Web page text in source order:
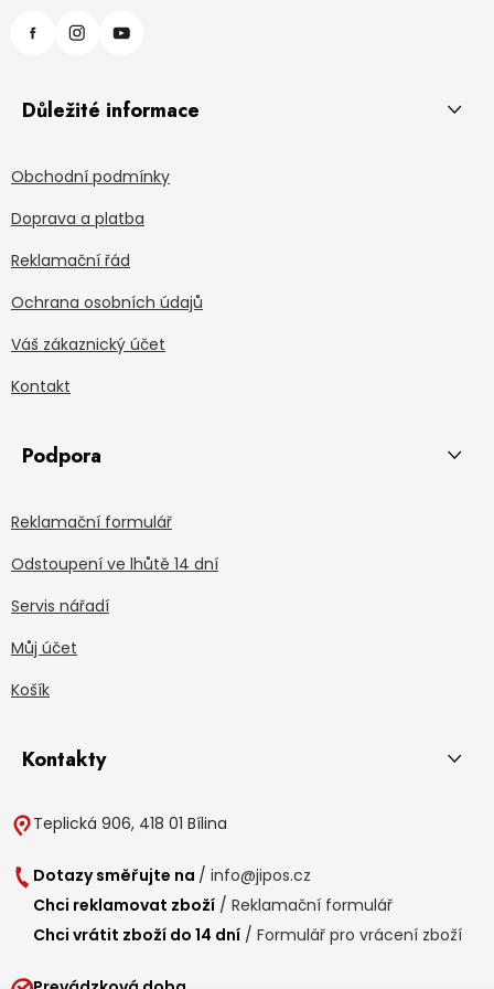
Důležité informace
Obchodní podmínky
Doprava a platba
Reklamační řád
Ochrana osobních údajů
Váš zákaznický účet
Kontakt
Podpora
Reklamační formulář
Odstoupení ve lhůtě 14 dní
Servis nářadí
Můj účet
Košík
Kontakty
Teplická 906, 418 01 Bílina
Dotazy směřujte na / info@jipos.cz
Chci reklamovat zboží / Reklamační formulář
Chci vrátit zboží do 14 dní / Formulář pro vrácení zboží